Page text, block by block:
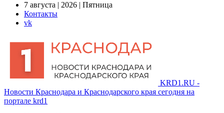
7 августа | 2026 | Пятница
Контакты
vk
KRD1.RU -
Новости Краснодара и Краснодарского края сегодня на
портале krd1